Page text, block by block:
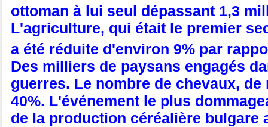
ottoman à lui seul dépassant 1,3
L'agriculture, qui était le premier
a été réduite d'environ 9% par
Des milliers de paysans engagés
guerres. Le nombre de chevaux,
40%. L'événement le plus
de la production céréalière